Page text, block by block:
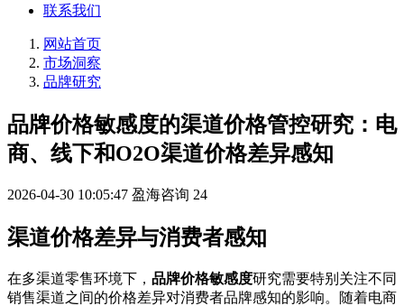
联系我们
网站首页
市场洞察
品牌研究
品牌价格敏感度的渠道价格管控研究：电
商、线下和O2O渠道价格差异感知
2026-04-30 10:05:47 盈海咨询 24
渠道价格差异与消费者感知
在多渠道零售环境下， 品牌价格敏感度研究需要特别关注不同
销售渠道之间的价格差异对消费者品牌感知的影响。随着电商